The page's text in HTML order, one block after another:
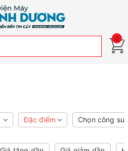
0
Đặc điểm Chọn công